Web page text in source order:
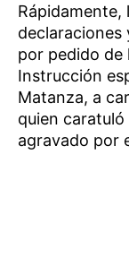
Rápidamente,
declaraciones
por pedido de
Instrucción
Matanza, a
quien
agravado por